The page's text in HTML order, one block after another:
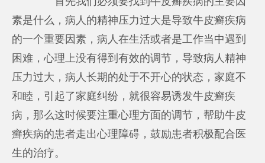
素是什么，病人的精神压力过大是导致牛皮癣疾病
的一个重要因素，病人在生活或者是工作当中遇到
困难，心理上没有得到有效的调节，导致病人精神
压力过大，病人长期的处于不开心的状态，家庭不
和睦，引起了家庭纠纷，就很容易诱发牛皮癣疾
病，那么这时候要注重心理方面的调节，帮助牛皮
癣疾病的患者走出心理障碍，鼓励患者积极配合医
生的治疗。